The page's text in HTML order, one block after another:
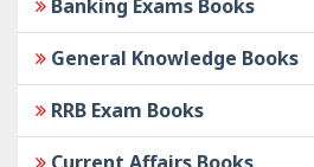
Banking Exams Books
General Knowledge Books
RRB Exam Books